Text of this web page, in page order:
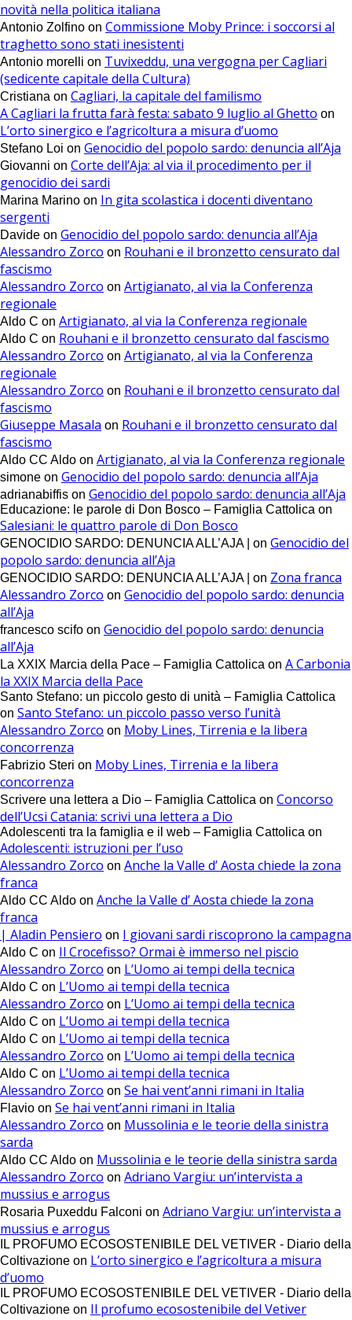
novità nella politica italiana
Antonio Zolfino on Commissione Moby Prince: i soccorsi al
traghetto sono stati inesistenti
Antonio morelli on Tuvixeddu, una vergogna per Cagliari
(sedicente capitale della Cultura)
Cristiana on Cagliari, la capitale del familismo
A Cagliari la frutta farà festa: sabato 9 luglio al Ghetto on
L’orto sinergico e l’agricoltura a misura d’uomo
Stefano Loi on Genocidio del popolo sardo: denuncia all’Aja
Giovanni on Corte dell’Aja: al via il procedimento per il
genocidio dei sardi
Marina Marino on In gita scolastica i docenti diventano
sergenti
Davide on Genocidio del popolo sardo: denuncia all’Aja
Alessandro Zorco on Rouhani e il bronzetto censurato dal
fascismo
Alessandro Zorco on Artigianato, al via la Conferenza
regionale
Aldo C on Artigianato, al via la Conferenza regionale
Aldo C on Rouhani e il bronzetto censurato dal fascismo
Alessandro Zorco on Artigianato, al via la Conferenza
regionale
Alessandro Zorco on Rouhani e il bronzetto censurato dal
fascismo
Giuseppe Masala on Rouhani e il bronzetto censurato dal
fascismo
Aldo CC Aldo on Artigianato, al via la Conferenza regionale
simone on Genocidio del popolo sardo: denuncia all’Aja
adrianabiffis on Genocidio del popolo sardo: denuncia all’Aja
Educazione: le parole di Don Bosco – Famiglia Cattolica on
Salesiani: le quattro parole di Don Bosco
GENOCIDIO SARDO: DENUNCIA ALL’AJA | on Genocidio del
popolo sardo: denuncia all’Aja
GENOCIDIO SARDO: DENUNCIA ALL’AJA | on Zona franca
Alessandro Zorco on Genocidio del popolo sardo: denuncia
all’Aja
francesco scifo on Genocidio del popolo sardo: denuncia
all’Aja
La XXIX Marcia della Pace – Famiglia Cattolica on A Carbonia
la XXIX Marcia della Pace
Santo Stefano: un piccolo gesto di unità – Famiglia Cattolica
on Santo Stefano: un piccolo passo verso l’unità
Alessandro Zorco on Moby Lines, Tirrenia e la libera
concorrenza
Fabrizio Steri on Moby Lines, Tirrenia e la libera
concorrenza
Scrivere una lettera a Dio – Famiglia Cattolica on Concorso
dell’Ucsi Catania: scrivi una lettera a Dio
Adolescenti tra la famiglia e il web – Famiglia Cattolica on
Adolescenti: istruzioni per l’uso
Alessandro Zorco on Anche la Valle d’ Aosta chiede la zona
franca
Aldo CC Aldo on Anche la Valle d’ Aosta chiede la zona
franca
| Aladin Pensiero on I giovani sardi riscoprono la campagna
Aldo C on Il Crocefisso? Ormai è immerso nel piscio
Alessandro Zorco on L’Uomo ai tempi della tecnica
Aldo C on L’Uomo ai tempi della tecnica
Alessandro Zorco on L’Uomo ai tempi della tecnica
Aldo C on L’Uomo ai tempi della tecnica
Aldo C on L’Uomo ai tempi della tecnica
Alessandro Zorco on L’Uomo ai tempi della tecnica
Aldo C on L’Uomo ai tempi della tecnica
Alessandro Zorco on Se hai vent’anni rimani in Italia
Flavio on Se hai vent’anni rimani in Italia
Alessandro Zorco on Mussolinia e le teorie della sinistra
sarda
Aldo CC Aldo on Mussolinia e le teorie della sinistra sarda
Alessandro Zorco on Adriano Vargiu: un’intervista a
mussius e arrogus
Rosaria Puxeddu Falconi on Adriano Vargiu: un’intervista a
mussius e arrogus
IL PROFUMO ECOSOSTENIBILE DEL VETIVER - Diario della
Coltivazione on L’orto sinergico e l’agricoltura a misura
d’uomo
IL PROFUMO ECOSOSTENIBILE DEL VETIVER - Diario della
Coltivazione on Il profumo ecosostenibile del Vetiver